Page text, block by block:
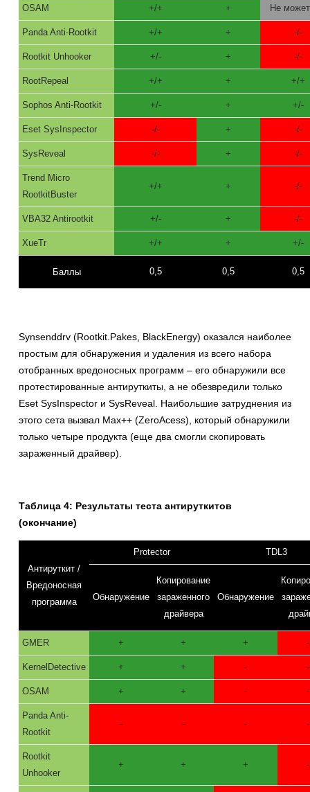
OSAM +/+ + Не может
Panda Anti-Rootkit +/+ + -/-
Rootkit Unhooker +/- + -/-
RootRepeal +/+ + +/+
Sophos Anti-Rootkit +/- + +/-
Eset SysInspector -/- + -/-
SysReveal -/- + -/-
Trend Micro
RootkitBuster
+/+ + -/-
VBA32 Antirootkit +/- + -/-
XueTr +/+ + +/-
Баллы 0,5 0,5 0,5
Synsenddrv (Rootkit.Pakes, BlackEnergy) оказался наиболее
простым для обнаружения и удаления из всего набора
отобранных вредоносных программ – его обнаружили все
протестированные антируткиты, а не обезвредили только
Eset SysInspector и SysReveal. Наибольшие затруднения из
этого сета вызвал Max++ (ZeroAcess), который обнаружили
только четыре продукта (еще два смогли скопировать
зараженный драйвер).
Таблица 4: Результаты теста антируткитов
(окончание)
Антируткит /
Вредоносная
программа
Protector TDL3
Обнаружение
Копирование
зараженного
драйвера
Обнаружение
GMER + + + -
KernelDetective + + - -
OSAM + + - -
Panda Anti-
Rootkit
- - - -
Rootkit
Unhooker
+ + + -